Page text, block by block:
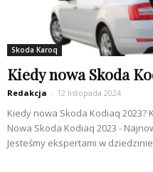
Skoda Karoq
Kiedy nowa Skoda
Redakcja - 12 listopada 2024
Kiedy nowa Skoda Kodiaq 2023?
Nowa Skoda Kodiaq 2023 -
Jesteśmy ekspertami w